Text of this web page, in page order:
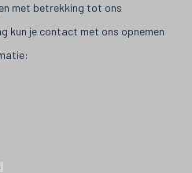
met betrekking tot ons
kun je contact met ons opnemen